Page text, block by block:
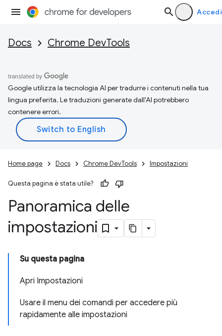
Accedi
Docs Chrome DevTools
Google utilizza la tecnologia AI per tradurre i contenuti nella tua
lingua preferita. Le traduzioni generate dall'AI potrebbero
contenere errori.
Home page Docs Chrome DevTools Impostazioni
Questa pagina è stata utile?
Panoramica delle
impostazioni
Su questa pagina
Apri Impostazioni
Usare il menu dei comandi per accedere più
rapidamente alle impostazioni